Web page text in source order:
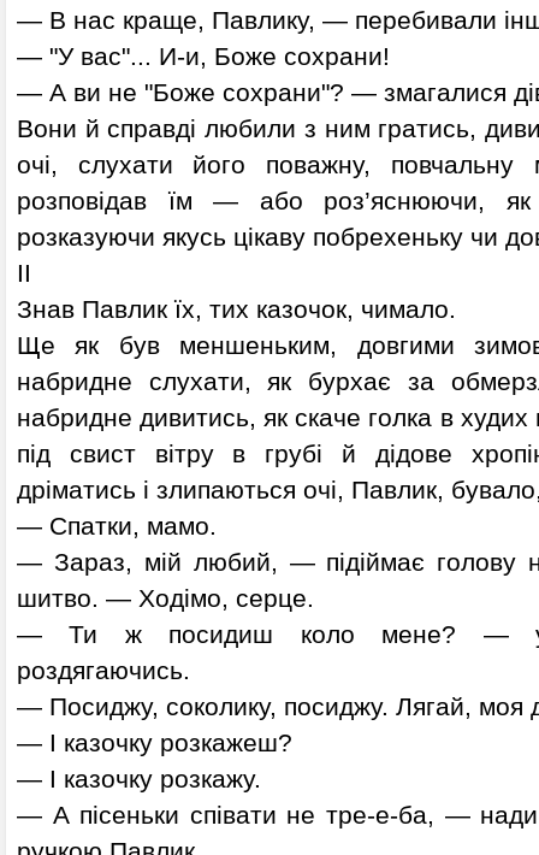
— В нас краще, Павлику, — перебивали
— "У вас"... И-и, Боже сохрани!
— А ви не "Боже сохрани"? — змагалися
Вони й справді любили з ним гратись,
очі, слухати його поважну,
розповідав їм — або роз’яснюючи,
розказуючи якусь цікаву побрехеньку чи
II
Знав Павлик їх, тих казочок, чимало.
Ще як був меншеньким, довгими
набридне слухати, як бурхає за
набридне дивитись, як скаче голка в
під свист вітру в грубі й дідове
дріматись і злипаються очі, Павлик,
— Спатки, мамо.
— Зараз, мій любий, — підіймає голову
шитво. — Ходімо, серце.
— Ти ж посидиш коло мене? —
роздягаючись.
— Посиджу, соколику, посиджу. Лягай, моя
— І казочку розкажеш?
— І казочку розкажу.
— А пісеньки співати не тре-е-ба, —